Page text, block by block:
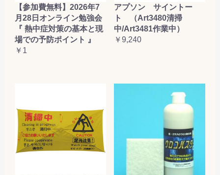
【参加費無料】2026年7
月28日オンライン勉強会
『 熱中症対策の基本と現
場での予防ポイント 』
￥1
アプソン サイントー
ト （Art3480清掃
中/Art3481作業中）
￥9,240